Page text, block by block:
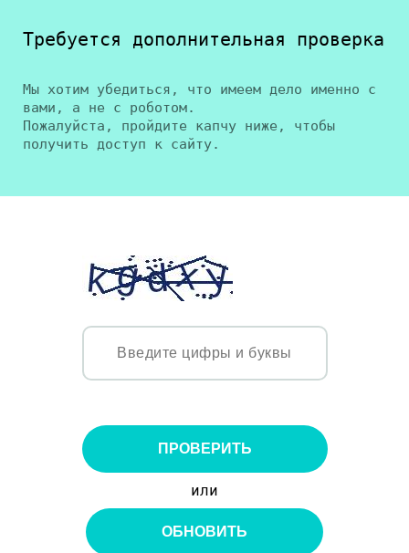
Требуется дополнительная проверка
Мы хотим убедиться, что имеем дело именно с
вами, а не с роботом.
Пожалуйста, пройдите капчу ниже, чтобы
получить доступ к сайту.
ПРОВЕРИТЬ
или
ОБНОВИТЬ